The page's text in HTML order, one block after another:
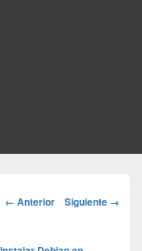
Navegador
← Anterior Siguiente →